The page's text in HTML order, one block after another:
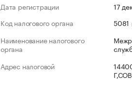
Дата регистрации
17
Код налогового органа
5081
Наименование налогового
органа
Адрес налоговой